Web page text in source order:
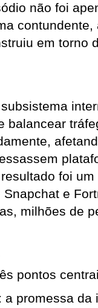
não foi
contundente,
em torno
balancear
foi
e
milhões de
pontos
: a promessa da